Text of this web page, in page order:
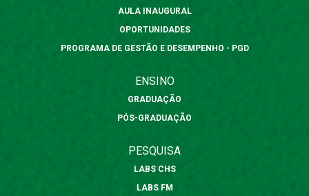
AULA INAUGURAL
OPORTUNIDADES
PROGRAMA DE GESTÃO E DESEMPENHO - PGD
ENSINO
GRADUAÇÃO
PÓS-GRADUAÇÃO
PESQUISA
LABS CHS
LABS FM